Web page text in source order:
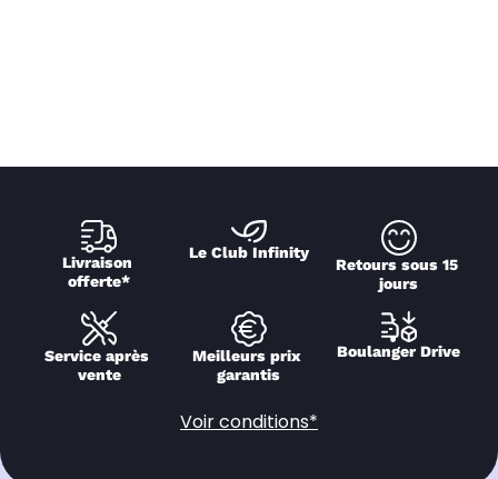
Livraison
offerte*
Le Club Infinity
Retours sous 15
jours
Service après
vente
Meilleurs prix
garantis
Boulanger Drive
Voir conditions*